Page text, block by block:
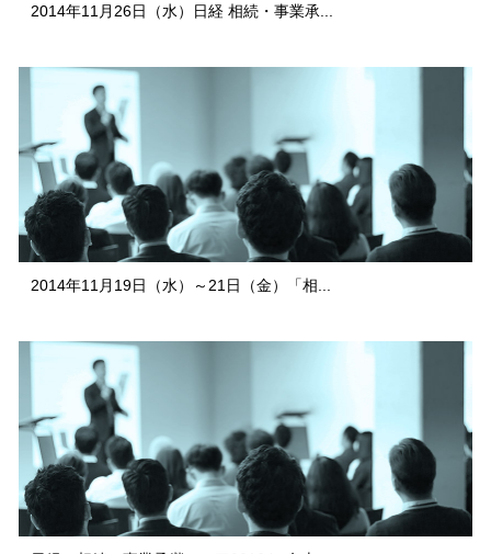
2014年11月26日（水）日経 相続・事業承...
2014年11月19日（水）～21日（金）「相...